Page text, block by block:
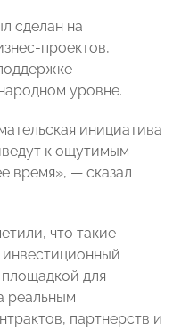
сделан на
проектов,
уровне.
инициатива
к ощутимым
время», — сказал
что такие
инвестиционный
для
реальным
партнерств и